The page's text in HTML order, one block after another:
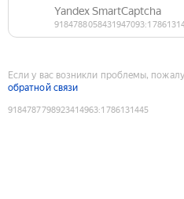
Если у вас возникли проблемы,
обратной связи
9184787798923414963:1786131445